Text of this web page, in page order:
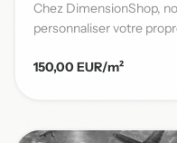
Chez DimensionShop,
personnaliser votre
150,00 EUR/m²